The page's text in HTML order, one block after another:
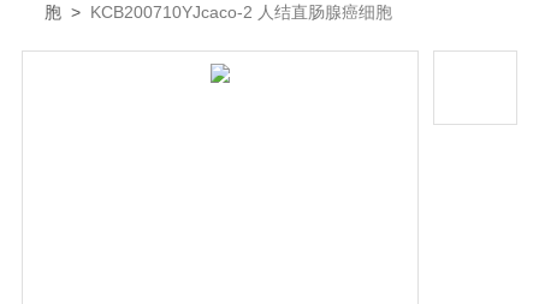
胞 > KCB200710YJcaco-2 人结直肠腺癌细胞